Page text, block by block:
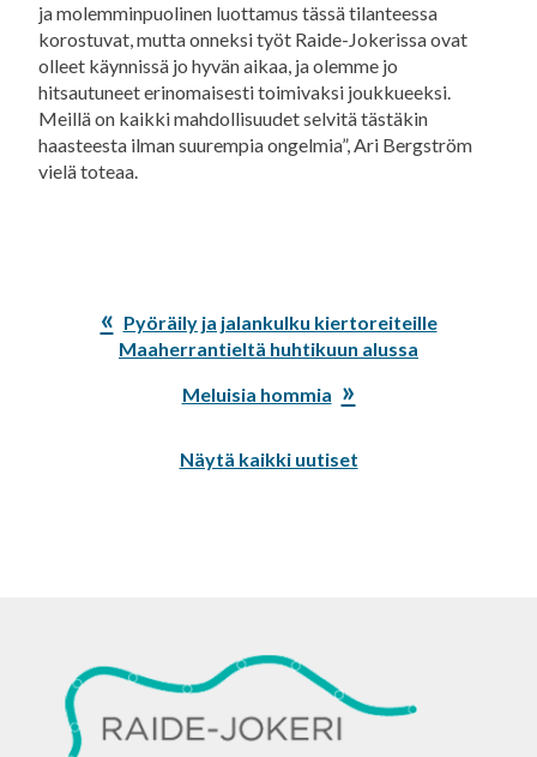
ja molemminpuolinen luottamus tässä tilanteessa
korostuvat, mutta onneksi työt Raide-Jokerissa ovat
olleet käynnissä jo hyvän aikaa, ja olemme jo
hitsautuneet erinomaisesti toimivaksi joukkueeksi.
Meillä on kaikki mahdollisuudet selvitä tästäkin
haasteesta ilman suurempia ongelmia”, Ari Bergström
vielä toteaa.
Edellinen
artikkeli:
Pyöräily ja jalankulku kiertoreiteille
Maaherrantieltä huhtikuun alussa
Seuraava
Meluisia hommia
Näytä kaikki uutiset